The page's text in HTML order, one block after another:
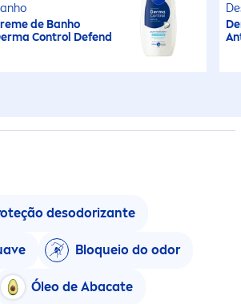
de Banho
Control Defend
desodorizante
Bloqueio do odor
Óleo de Abacate